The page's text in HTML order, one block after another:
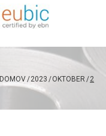
DOMOV/2023 /OKTOBER /2